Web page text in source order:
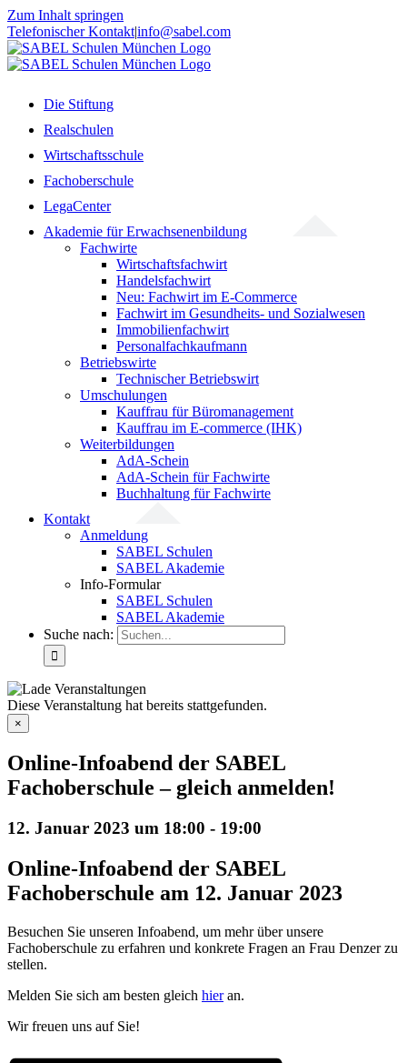
Zum Inhalt springen
Telefonischer Kontakt|info@sabel.com
Die Stiftung
Realschulen
Wirtschaftsschule
Fachoberschule
LegaCenter
Akademie für Erwachsenenbildung
Fachwirte
Wirtschaftsfachwirt
Handelsfachwirt
Neu: Fachwirt im E-Commerce
Fachwirt im Gesundheits- und Sozialwesen
Immobilienfachwirt
Personalfachkaufmann
Betriebswirte
Technischer Betriebswirt
Umschulungen
Kauffrau für Büromanagement
Kauffrau im E-commerce (IHK)
Weiterbildungen
AdA-Schein
AdA-Schein für Fachwirte
Buchhaltung für Fachwirte
Kontakt
Anmeldung
SABEL Schulen
SABEL Akademie
Info-Formular
SABEL Schulen
SABEL Akademie
Suche nach:
Diese Veranstaltung hat bereits stattgefunden.
×
Online-Infoabend der SABEL
Fachoberschule – gleich anmelden!
12. Januar 2023 um 18:00 - 19:00
Online-Infoabend der SABEL
Fachoberschule am 12. Januar 2023
Besuchen Sie unseren Infoabend, um mehr über unsere
Fachoberschule zu erfahren und konkrete Fragen an Frau Denzer zu
stellen.
Melden Sie sich am besten gleich hieran.
Wir freuen uns auf Sie!